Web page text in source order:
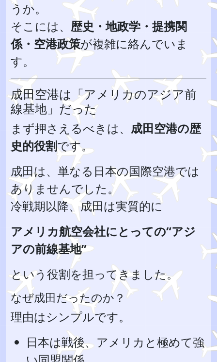
うか。
そこには、 歴史・地政学・提携関
係・空港政策が複雑に絡んでいま
す。
成田空港は「アメリカのアジア前
線基地」だった
まず押さえるべきは、 成田空港の歴
史的役割です。
成田は、単なる日本の国際空港では
ありませんでした。
冷戦期以降、成田は実質的に
アメリカ航空会社にとっての“アジ
アの前線基地”
という役割を担ってきました。
なぜ成田だったのか？
理由はシンプルです。
日本は戦後、アメリカと極めて強